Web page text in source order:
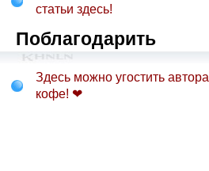
статьи здесь!
Поблагодарить
Здесь можно угостить автора
кофе! ❤